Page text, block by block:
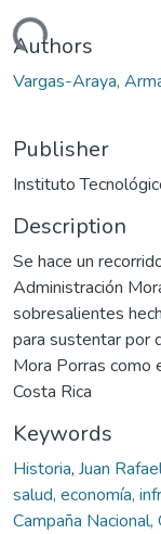
Authors
Vargas-Araya,
Publisher
Instituto
Description
Se hace un
Administración
sobresalientes
para sustentar por
Mora Porras como
Costa Rica
Keywords
Historia, Juan
salud, economía,
Campaña Nacional,